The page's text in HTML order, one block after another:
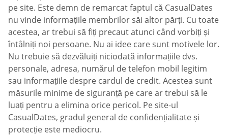
pe site. Este demn de remarcat faptul că СasualDates
nu vinde informațiile membrilor săi altor părți. Cu toate
acestea, ar trebui să fiți precaut atunci când vorbiți și
întâlniți noi persoane. Nu ai idee care sunt motivele lor.
Nu trebuie să dezvăluiți niciodată informațiile dvs.
personale, adresa, numărul de telefon mobil legitim
sau informațiile despre cardul de credit. Acestea sunt
măsurile minime de siguranță pe care ar trebui să le
luați pentru a elimina orice pericol. Pe site-ul
СasualDates, gradul general de confidențialitate și
protecție este mediocru.